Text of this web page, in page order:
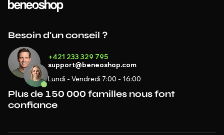
Besoin d'un conseil ?
+421 233 329 795
support@beneoshop.com
Lundi - Vendredi 7:00 - 16:00
Plus de 150 000 familles nous font
confiance